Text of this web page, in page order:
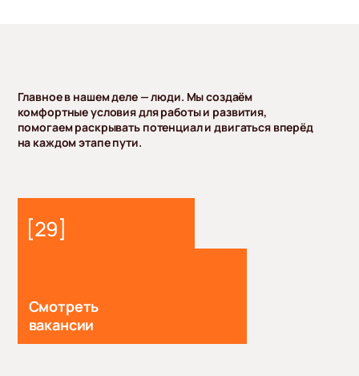
Главное в нашем деле — люди. Мы создаём
комфортные условия для работы и развития,
помогаем раскрывать потенциал и двигаться вперёд
на каждом этапе пути.
Смотреть
вакансии